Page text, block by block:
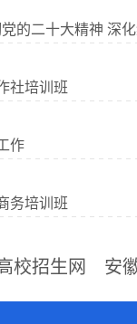
的二十大精神 深
社培训班
作
务培训班
校招生网 安